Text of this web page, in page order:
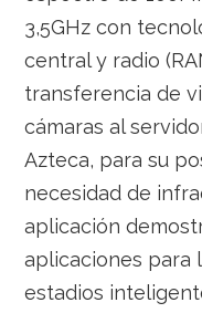
3,5GHz con
central y radio
transferencia de
cámaras al
Azteca, para su
necesidad de
aplicación
aplicaciones para
estadios